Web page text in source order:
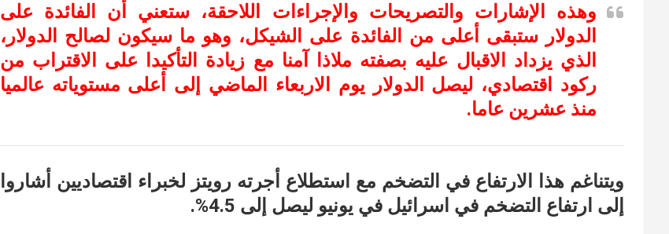
وهذه الإشارات والتصريحات والإجراءات اللاحقة، ستعني أن الفائدة على
الدولار ستبقى أعلى من الفائدة على الشيكل، وهو ما سيكون لصالح الدولار،
الذي يزداد الاقبال عليه بصفته ملاذا آمنا مع زيادة التأكيدا على الاقتراب من
ركود اقتصادي، ليصل الدولار يوم الاربعاء الماضي إلى أعلى مستوياته عالميا
منذ عشرين عاما.
ويتناغم هذا الارتفاع في التضخم مع استطلاع أجرته رويتز لخبراء اقتصاديين أشاروا
إلى ارتفاع التضخم في اسرائيل في يونيو ليصل إلى 4.5%.